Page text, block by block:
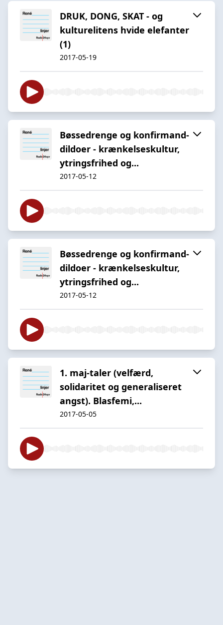
DRUK, DONG, SKAT - og
kulturelitens hvide elefanter
(1)
2017-05-19
Bøssedrenge og konfirmand-
dildoer - krænkelseskultur,
ytringsfrihed og...
2017-05-12
Bøssedrenge og konfirmand-
dildoer - krænkelseskultur,
ytringsfrihed og...
2017-05-12
1. maj-taler (velfærd,
solidaritet og generaliseret
angst). Blasfemi,...
2017-05-05